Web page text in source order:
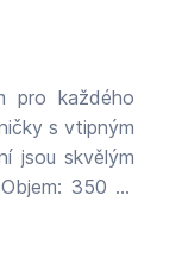
pro každého